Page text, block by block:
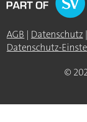
AGB | Datenschutz |
Datenschutz-
©